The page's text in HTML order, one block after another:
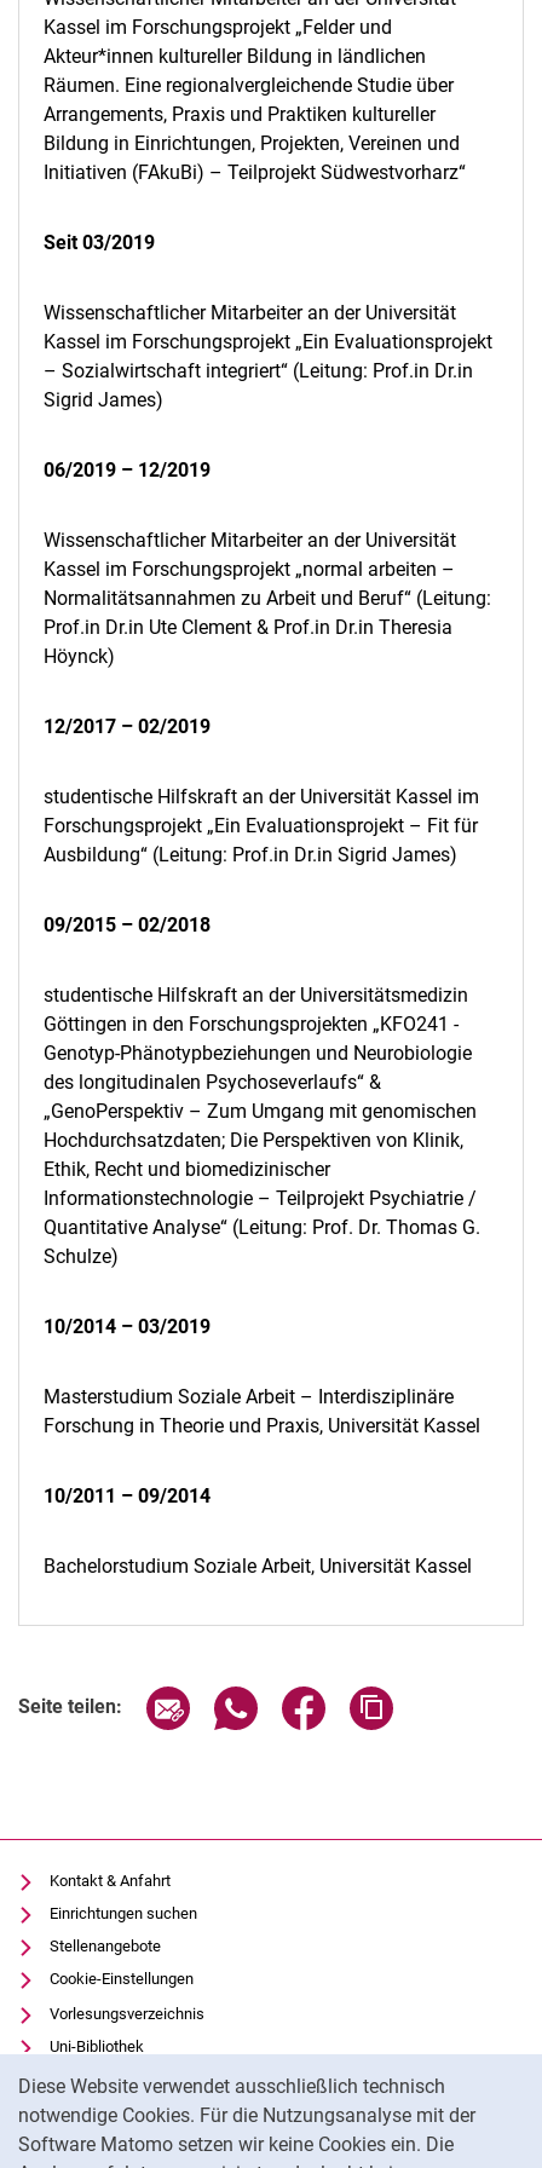
Diese Website verwendet ausschließlich technisch
notwendige Cookies. Für die Nutzungsanalyse mit der
Software Matomo setzen wir keine Cookies ein. Die
Kassel im Forschungsprojekt „Felder und
Akteur*innen kultureller Bildung in ländlichen
Räumen. Eine regionalvergleichende Studie über
Arrangements, Praxis und Praktiken kultureller
Bildung in Einrichtungen, Projekten, Vereinen und
Initiativen (FAkuBi) – Teilprojekt Südwestvorharz“
Seit 03/2019
Wissenschaftlicher Mitarbeiter an der Universität
Kassel im Forschungsprojekt „Ein Evaluationsprojekt
– Sozialwirtschaft integriert“ (Leitung: Prof.in Dr.in
Sigrid James)
06/2019 – 12/2019
Wissenschaftlicher Mitarbeiter an der Universität
Kassel im Forschungsprojekt „normal arbeiten –
Normalitätsannahmen zu Arbeit und Beruf“ (Leitung:
Prof.in Dr.in Ute Clement & Prof.in Dr.in Theresia
Höynck)
12/2017 – 02/2019
studentische Hilfskraft an der Universität Kassel im
Forschungsprojekt „Ein Evaluationsprojekt – Fit für
Ausbildung“ (Leitung: Prof.in Dr.in Sigrid James)
09/2015 – 02/2018
studentische Hilfskraft an der Universitätsmedizin
Göttingen in den Forschungsprojekten „KFO241 -
Genotyp-Phänotypbeziehungen und Neurobiologie
des longitudinalen Psychoseverlaufs“ &
„GenoPerspektiv – Zum Umgang mit genomischen
Hochdurchsatzdaten; Die Perspektiven von Klinik,
Ethik, Recht und biomedizinischer
Informationstechnologie – Teilprojekt Psychiatrie /
Quantitative Analyse“ (Leitung: Prof. Dr. Thomas G.
Schulze)
10/2014 – 03/2019
Masterstudium Soziale Arbeit – Interdisziplinäre
Forschung in Theorie und Praxis, Universität Kassel
10/2011 – 09/2014
Bachelorstudium Soziale Arbeit, Universität Kassel
Seite teilen: Seite über E-Mail teilen
Seite über WhatsApp teilen
Seite über Facebook
Kontakt & Anfahrt
Einrichtungen suchen
Stellenangebote
Cookie-Einstellungen
Vorlesungsverzeichnis
Uni-Bibliothek
Moodle
Panopto
Datenschutz